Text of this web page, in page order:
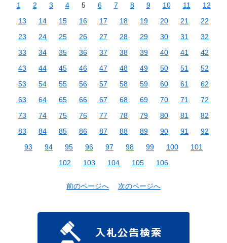
1 2 3 4 5 6 7 8 9 10 11
12
13
14 15 16 17 18 19 20 21
22
23
24 25 26 27 28 29 30 31
32
33
34 35 36 37 38 39 40 41
42
43
44 45 46 47 48 49 50 51
52
53
54 55 56 57 58 59 60 61
62
63
64 65 66 67 68 69 70 71
72
73
74 75 76 77 78 79 80 81
82
83
84 85 86 87 88 89 90 91
92
93
94 95 96 97 98 99 100
101
102
103 104 105 106
前のページへ 次のページへ